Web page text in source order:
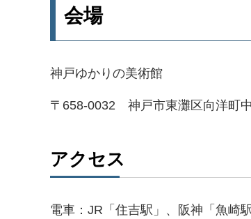
会場
神戸ゆかりの美術館
〒658-0032 神戸市東灘区向洋町
アクセス
電車：JR「住吉駅」、阪神「魚崎